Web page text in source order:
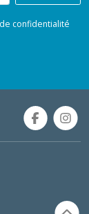
confidentialité